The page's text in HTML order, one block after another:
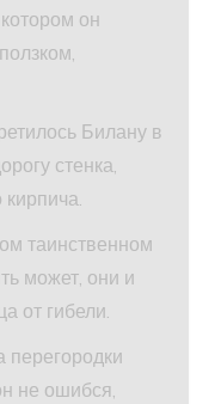
он
Билану в
стенка,
таинственном
может, они и
от гибели.
не ошибся,